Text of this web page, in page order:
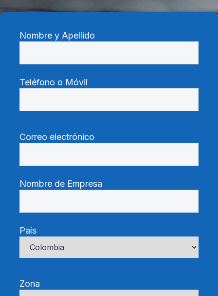
Nombre y Apellido
Teléfono o Móvil
Correo electrónico
Nombre de Empresa
País
Zona